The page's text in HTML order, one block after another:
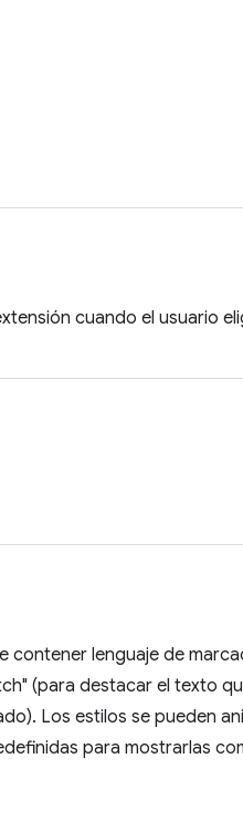
cuando el usuario
contener lenguaje de
(para destacar el texto
Los estilos se pueden
para mostrarlas